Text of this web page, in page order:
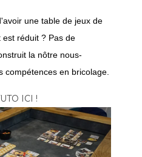
une table de jeux de
réduit ? Pas de
la nôtre nous-
compétences en bricolage.
ICI !